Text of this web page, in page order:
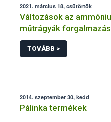
2021. március 18, csütörtök
Változások az
műtrágyák
TOVÁBB >
2014. szeptember 30, kedd
Pálinka termékek